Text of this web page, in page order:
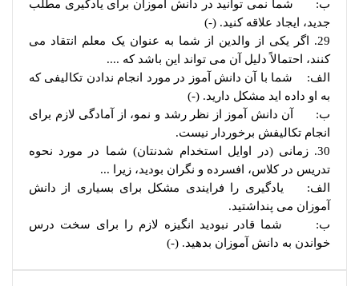
ب: شما نمی توانید در دانش آموزان برای یادگیری مطلب
جدید، ایجاد علاقه کنید. (-)
29. اگر یکی از والدین از شما به عنوان یک معلم انتقاد می
کنند، احتمالاً دلیل آن می تواند این باشد که ....
الف: شما با آن دانش آموز در مورد انجام ندادن تکالیفی که
به او داده اید مشکل دارید. (-)
ب: آن دانش آموز از نظر رشد و نمو، از آمادگی لازم برای
انجام تکالیفش برخوردار نیست.
30. زمانی (در اوایل استخدام شدنتان) شما در مورد نحوه
تدریس در کلاس، افسرده و نگران بودید، زیرا ...
الف: یادگیری را فرایندی مشکل برای بسیاری از دانش
آموزان می پنداشتید.
ب: شما قادر نبودید انگیزه لازم را برای سخت درس
خواندن به دانش آموزان بدهید. (-)